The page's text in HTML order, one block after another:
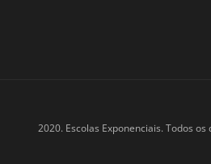
2020. Escolas Exponenciais. Todos